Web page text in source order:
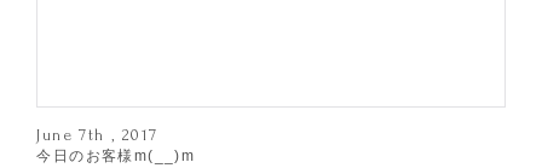
June 7th , 2017
今日のお客様m(__)m